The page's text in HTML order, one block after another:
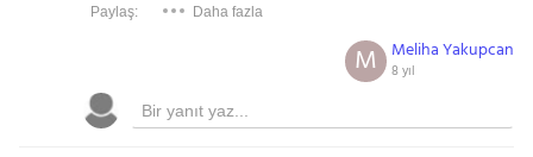
Paylaş: Daha fazla
Meliha Yakupcan
8 yıl
M